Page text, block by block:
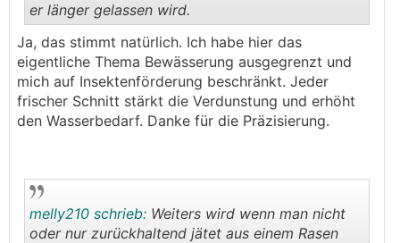
.
er länger gelassen wird.
Ja, das stimmt natürlich. Ich habe hier das
eigentliche Thema Bewässerung ausgegrenzt und
mich auf Insektenförderung beschränkt. Jeder
frischer Schnitt stärkt die Verdunstung und erhöht
den Wasserbedarf. Danke für die Präzisierung.
melly210 schrieb: Weiters wird wenn man nicht
oder nur zurückhaltend jätet aus einem Rasen